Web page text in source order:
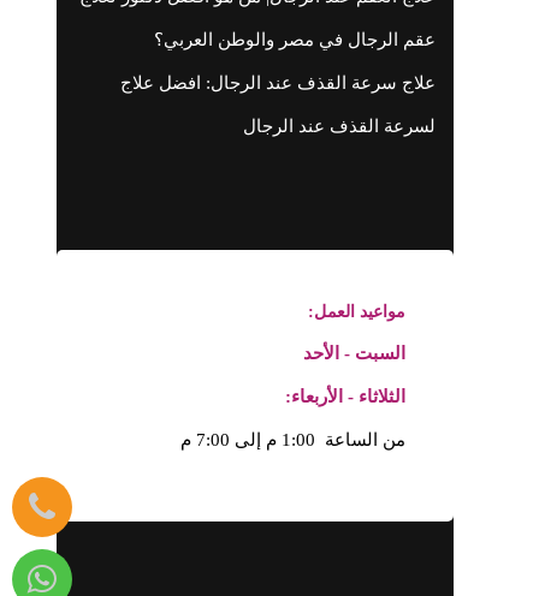
مواعيد العمل:
السبت - الأحد
الثلاثاء - الأربعاء:
من الساعة 1:00 م إلى 7:00 م
عقم الرجال في مصر والوطن العربي؟
علاج سرعة القذف عند الرجال: افضل علاج
لسرعة القذف عند الرجال